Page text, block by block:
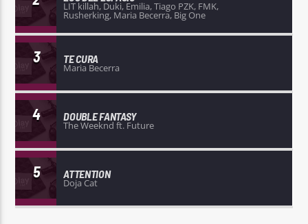
LIT killah, Duki, Emilia, Tiago PZK, FMK,
Rusherking, Maria Becerra, Big One
3 TE CURA
Maria Becerra
4 DOUBLE FANTASY
The Weeknd ft. Future
5 ATTENTION
Doja Cat